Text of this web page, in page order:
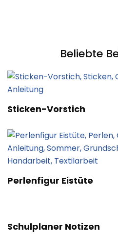
Beliebte
Sticken-Vorstich
Perlenfigur Eistüte
Schulplaner Notizen